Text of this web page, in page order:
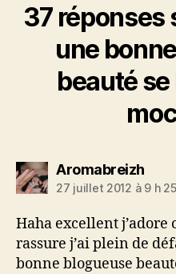
37 réponses
une
beauté se
Aromabreizhdit :
27 juillet 2012 à 9 h
Haha excellent j’adore
rassure j’ai plein de
bonne blogueuse